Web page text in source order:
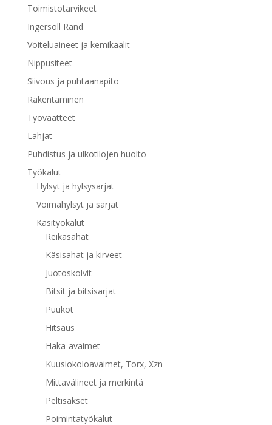
Toimistotarvikeet
Ingersoll Rand
Voiteluaineet ja kemikaalit
Nippusiteet
Siivous ja puhtaanapito
Rakentaminen
Työvaatteet
Lahjat
Puhdistus ja ulkotilojen huolto
Työkalut
Hylsyt ja hylsysarjat
Voimahylsyt ja sarjat
Käsityökalut
Reikäsahat
Käsisahat ja kirveet
Juotoskolvit
Bitsit ja bitsisarjat
Puukot
Hitsaus
Haka-avaimet
Kuusiokoloavaimet, Torx, Xzn
Mittavälineet ja merkintä
Peltisakset
Poimintatyökalut